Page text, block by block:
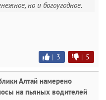
но и богоугодное.
| 3 | 5
Алтай намерено
на пьяных водителей